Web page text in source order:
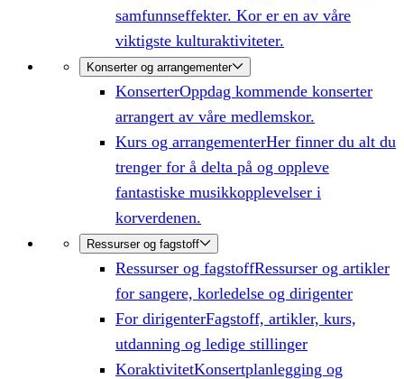
samfunnseffekter. Kor er en av våre
viktigste kulturaktiviteter.
Konserter og arrangementer
KonserterOppdag kommende konserter
arrangert av våre medlemskor.
Kurs og arrangementerHer finner du alt du
trenger for å delta på og oppleve
fantastiske musikkopplevelser i
korverdenen.
Ressurser og fagstoff
Ressurser og fagstoffRessurser og artikler
for sangere, korledelse og dirigenter
For dirigenterFagstoff, artikler, kurs,
utdanning og ledige stillinger
KoraktivitetKonsertplanlegging og